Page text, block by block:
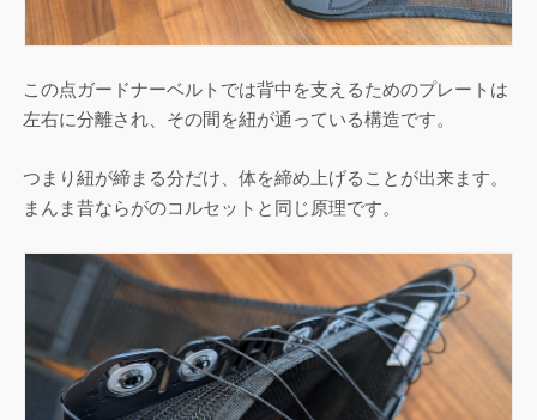
この点ガードナーベルトでは背中を支えるためのプレートは
左右に分離され、その間を紐が通っている構造です。
つまり紐が締まる分だけ、体を締め上げることが出来ます。
まんま昔ならがのコルセットと同じ原理です。